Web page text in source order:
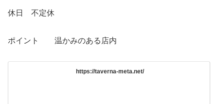
休日 不定休
ポイント 温かみのある店内
https://taverna-meta.net/